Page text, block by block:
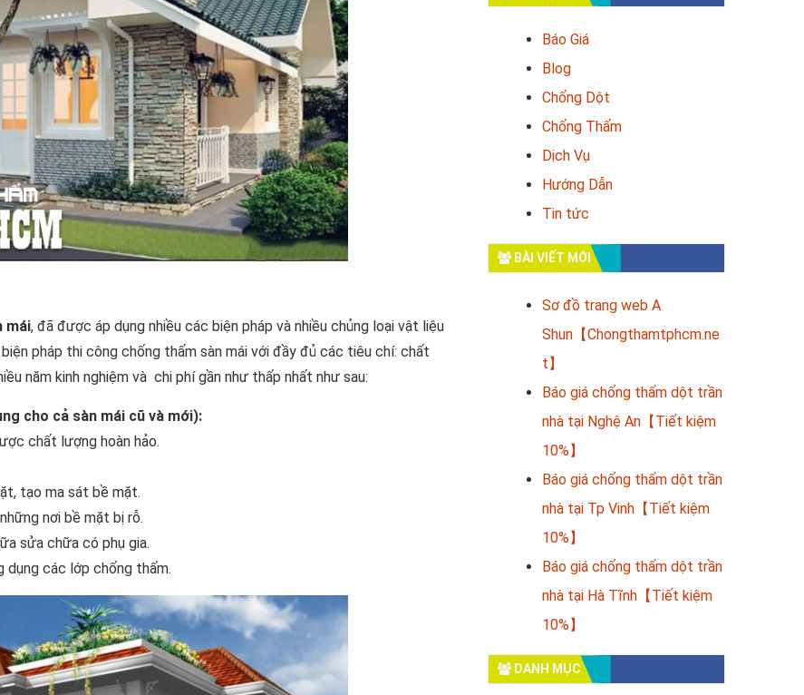
mái, đã được áp dụng nhiều các biện pháp và nhiều chủng loại vật liệu
pháp thi công chống thấm sàn mái với đầy đủ các tiêu chí: chất
năm kinh nghiệm và chi phí gần như thấp nhất như sau:
cho cả sàn mái cũ và mới):
chất lượng hoàn hảo.
tạo ma sát bề mặt.
nơi bề mặt bị rỗ.
sửa chữa có phụ gia.
dụng các lớp chống thấm.
Báo Giá
Blog
Chống Dột
Chống Thấm
Dịch Vụ
Hướng Dẫn
Tin tức
BÀI VIẾT MỚI
Sơ đồ trang web A
Shun【Chongthamtphcm.ne
t】
Báo giá chống thấm dột trần
nhà tại Nghệ An【Tiết kiệm
10%】
Báo giá chống thấm dột trần
nhà tại Tp Vinh【Tiết kiệm
10%】
Báo giá chống thấm dột trần
nhà tại Hà Tĩnh【Tiết kiệm
10%】
DANH MỤC